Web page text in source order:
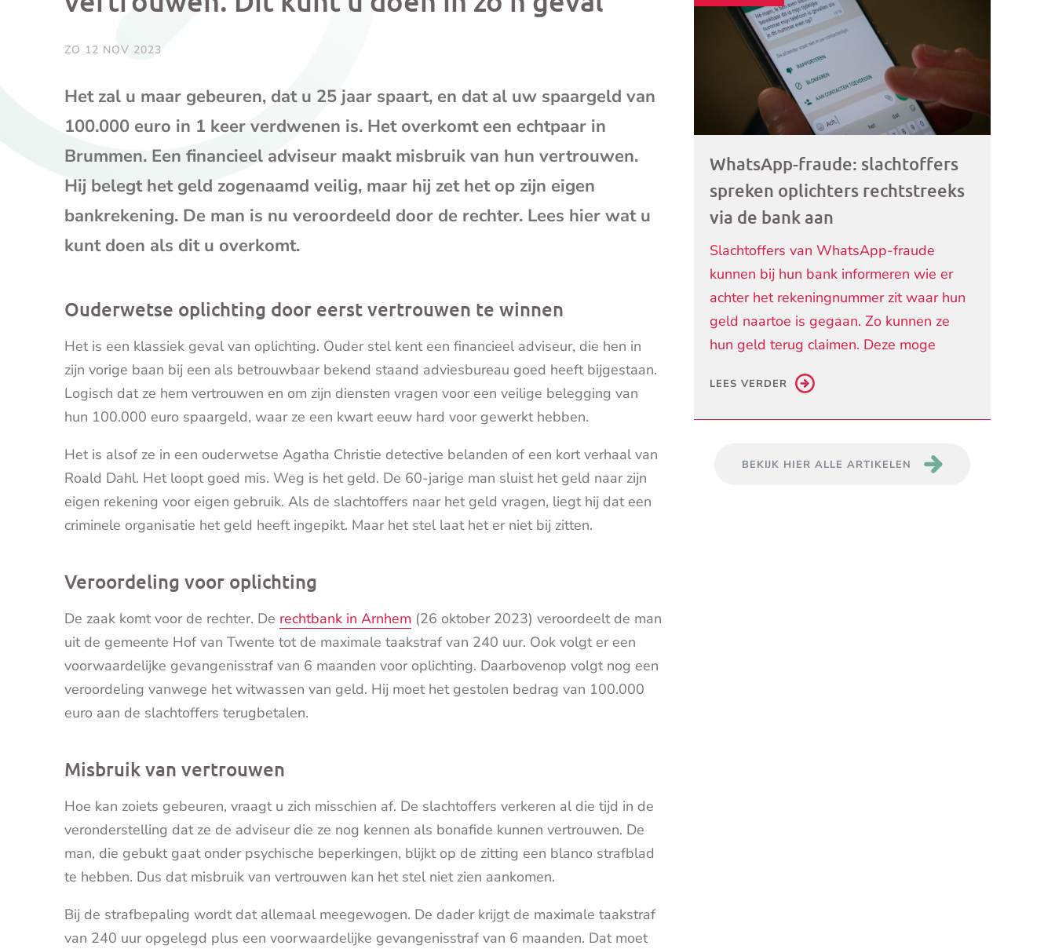
ZO 12 NOV 2023
Het zal u maar gebeuren, dat u 25 jaar spaart, en dat al uw spaargeld van
100.000 euro in 1 keer verdwenen is. Het overkomt een echtpaar in
Brummen. Een financieel adviseur maakt misbruik van hun vertrouwen.
Hij belegt het geld zogenaamd veilig, maar hij zet het op zijn eigen
bankrekening. De man is nu veroordeeld door de rechter. Lees hier wat u
kunt doen als dit u overkomt.
Ouderwetse oplichting door eerst vertrouwen te winnen
Het is een klassiek geval van oplichting. Ouder stel kent een financieel adviseur, die hen in
zijn vorige baan bij een als betrouwbaar bekend staand adviesbureau goed heeft bijgestaan.
Logisch dat ze hem vertrouwen en om zijn diensten vragen voor een veilige belegging van
hun 100.000 euro spaargeld, waar ze een kwart eeuw hard voor gewerkt hebben.
Het is alsof ze in een ouderwetse Agatha Christie detective belanden of een kort verhaal van
Roald Dahl. Het loopt goed mis. Weg is het geld. De 60-jarige man sluist het geld naar zijn
eigen rekening voor eigen gebruik. Als de slachtoffers naar het geld vragen, liegt hij dat een
criminele organisatie het geld heeft ingepikt. Maar het stel laat het er niet bij zitten.
Veroordeling voor oplichting
De zaak komt voor de rechter. De rechtbank in Arnhem (26 oktober 2023) veroordeelt de man
uit de gemeente Hof van Twente tot de maximale taakstraf van 240 uur. Ook volgt er een
voorwaardelijke gevangenisstraf van 6 maanden voor oplichting. Daarbovenop volgt nog een
veroordeling vanwege het witwassen van geld. Hij moet het gestolen bedrag van 100.000
euro aan de slachtoffers terugbetalen.
Misbruik van vertrouwen
Hoe kan zoiets gebeuren, vraagt u zich misschien af. De slachtoffers verkeren al die tijd in de
veronderstelling dat ze de adviseur die ze nog kennen als bonafide kunnen vertrouwen. De
man, die gebukt gaat onder psychische beperkingen, blijkt op de zitting een blanco strafblad
te hebben. Dus dat misbruik van vertrouwen kan het stel niet zien aankomen.
Bij de strafbepaling wordt dat allemaal meegewogen. De dader krijgt de maximale taakstraf
van 240 uur opgelegd plus een voorwaardelijke gevangenisstraf van 6 maanden. Dat moet
WhatsApp-fraude: slachtoffers
spreken oplichters rechtstreeks
via de bank aan
Slachtoffers van WhatsApp-fraude
kunnen bij hun bank informeren wie er
achter het rekeningnummer zit waar hun
geld naartoe is gegaan. Zo kunnen ze
hun geld terug claimen. Deze moge
LEES VERDER
BEKIJK HIER ALLE ARTIKELEN